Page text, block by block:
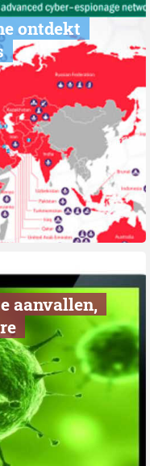
ontdekt
aanvallen,